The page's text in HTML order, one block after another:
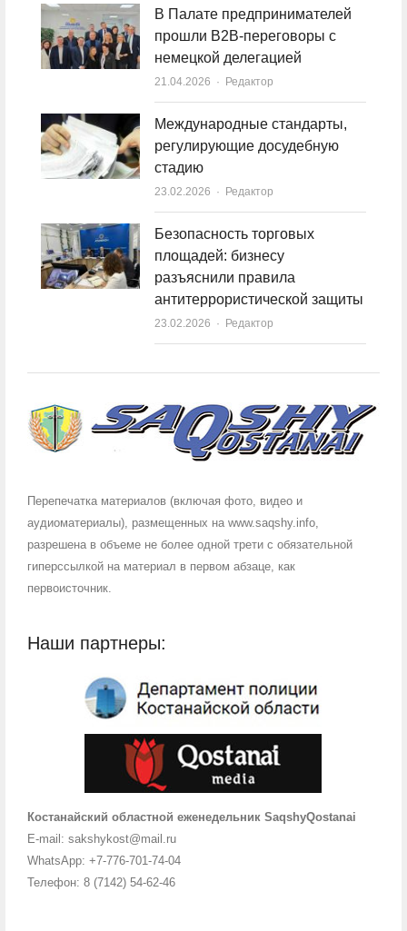
В Палате предпринимателей
прошли B2B-переговоры с
немецкой делегацией
21.04.2026 Author
Редактор
Международные стандарты,
регулирующие досудебную
стадию
23.02.2026 Author
Редактор
Безопасность торговых
площадей: бизнесу
разъяснили правила
антитеррористической защиты
23.02.2026 Author
Редактор
Перепечатка материалов (включая фото, видео и
аудиоматериалы), размещенных на www.saqshy.info,
разрешена в объеме не более одной трети с обязательной
гиперссылкой на материал в первом абзаце, как
первоисточник.
Наши партнеры:
Костанайский областной еженедельник SaqshyQostanai
E-mail: sakshykost@mail.ru
WhatsApp: +7-776-701-74-04
Телефон: 8 (7142) 54-62-46